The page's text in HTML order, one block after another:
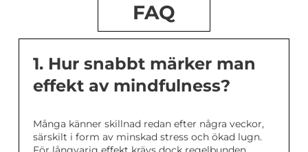
FAQ
1. Hur snabbt märker man
effekt av mindfulness?
Många känner skillnad redan efter några veckor,
särskilt i form av minskad stress och ökad lugn.